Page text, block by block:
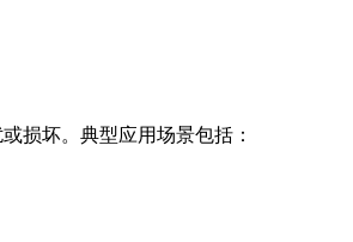
损坏。典型应用场景包括：